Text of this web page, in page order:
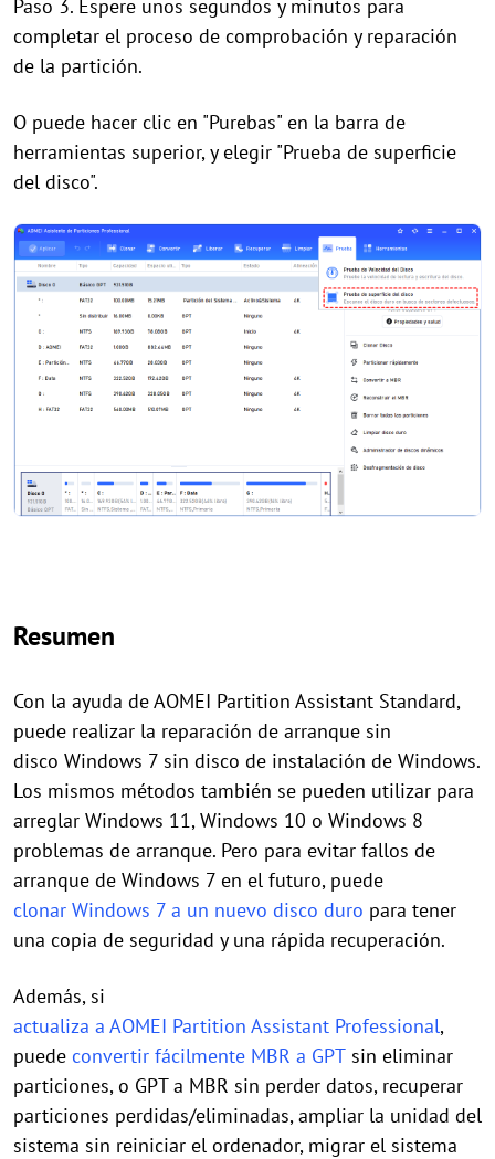
Paso 3. Espere unos segundos y minutos para
completar el proceso de comprobación y reparación
de la partición.
O puede hacer clic en "Purebas" en la barra de
herramientas superior, y elegir "Prueba de superficie
del disco".
Resumen
Con la ayuda de AOMEI Partition Assistant Standard,
puede realizar la reparación de arranque sin
disco Windows 7 sin disco de instalación de Windows.
Los mismos métodos también se pueden utilizar para
arreglar Windows 11, Windows 10 o Windows 8
problemas de arranque. Pero para evitar fallos de
arranque de Windows 7 en el futuro, puede
clonar Windows 7 a un nuevo disco duro para tener
una copia de seguridad y una rápida recuperación.
Además, si
actualiza a AOMEI Partition Assistant Professional,
puede convertir fácilmente MBR a GPT sin eliminar
particiones, o GPT a MBR sin perder datos, recuperar
particiones perdidas/eliminadas, ampliar la unidad del
sistema sin reiniciar el ordenador, migrar el sistema